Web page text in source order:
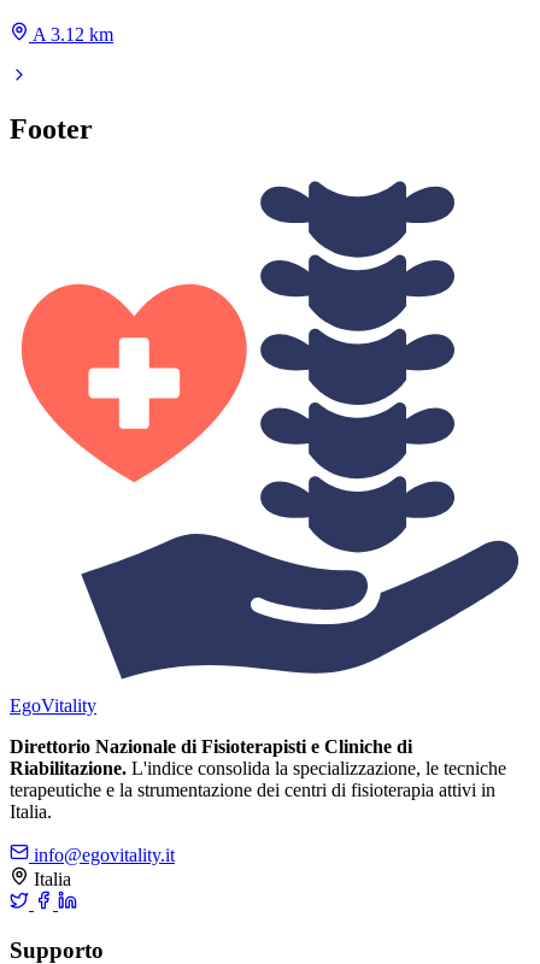
A 3.12 km
Footer
EgoVitality
Direttorio Nazionale di Fisioterapisti e Cliniche di
Riabilitazione. L'indice consolida la specializzazione, le tecniche
terapeutiche e la strumentazione dei centri di fisioterapia attivi in
Italia.
info@egovitality.it
Italia
Supporto